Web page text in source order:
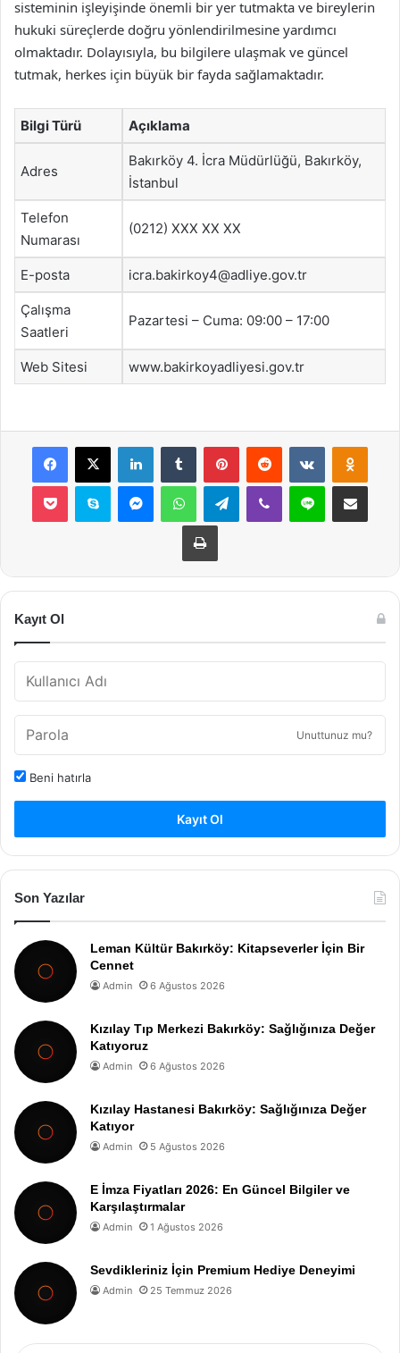
sisteminin işleyişinde önemli bir yer tutmakta ve bireylerin
hukuki süreçlerde doğru yönlendirilmesine yardımcı
olmaktadır. Dolayısıyla, bu bilgilere ulaşmak ve güncel
tutmak, herkes için büyük bir fayda sağlamaktadır.
Bilgi Türü Açıklama
Adres
Bakırköy 4. İcra Müdürlüğü, Bakırköy,
İstanbul
Telefon
Numarası
(0212) XXX XX XX
E-posta icra.bakirkoy4@adliye.gov.tr
Çalışma
Saatleri
Pazartesi – Cuma: 09:00 – 17:00
Web Sitesi www.bakirkoyadliyesi.gov.tr
Facebook
X LinkedInTumblr PinterestReddit VKontakte
Pocket Skype MessengerWhatsAppTelegramViber Line E-Posta ile
Yazdır
Kayıt Ol
Unuttunuz mu?
Beni hatırla
Kayıt Ol
Son Yazılar
Leman Kültür Bakırköy: Kitapseverler İçin Bir
Cennet
Admin 6 Ağustos 2026
Kızılay Tıp Merkezi Bakırköy: Sağlığınıza Değer
Katıyoruz
Admin 6 Ağustos 2026
Kızılay Hastanesi Bakırköy: Sağlığınıza Değer
Katıyor
Admin 5 Ağustos 2026
E İmza Fiyatları 2026: En Güncel Bilgiler ve
Karşılaştırmalar
Admin 1 Ağustos 2026
Sevdikleriniz İçin Premium Hediye Deneyimi
Admin 25 Temmuz 2026